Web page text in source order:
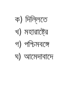
ক) দিল্লিতে
খ) মহারাষ্ট্রে
গ) পশ্চিমবঙ্গে
ঘ) আমেদাবাদে